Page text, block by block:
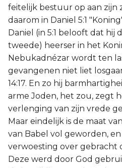
feitelijk bestuur op aan zijn
daarom in Daniel 5:1
Daniel (in 5:1 belooft dat hij
tweede) heerser in het
Nebukadnézar wordt ten
gevangenen niet liet
14:17. En zo hij
arme Joden, het zou, zegt
verlenging van zijn vrede
Maar eindelijk is de maat
van Babel vol geworden,
verwoesting over gebracht
Deze werd door God